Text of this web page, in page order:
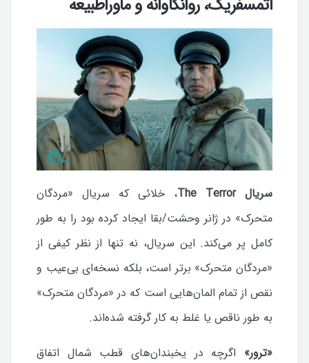
اتمسفریک، روانکاوانه و ماوراطبیعه
سریال The Terror
، خلائی که سریال «مردگان
متحرک» در ژانر وحشت/بقا ایجاد کرده بود را به طور
کامل پر می‌کند. این سریال، نه تنها از نظر کیفی از
«مردگان متحرک» برتر است، بلکه نسخه‌ای بی‌عیب و
نقص از تمام المان‌هایی است که در «مردگان متحرک»
به طور ناقص یا غلط به کار گرفته شده‌اند.
«ترور» اگرچه در یخبندان‌های قطب شمال اتفاق